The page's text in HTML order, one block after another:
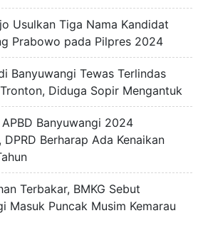
Usulkan Tiga Nama Kandidat
Prabowo pada Pilpres 2024
Banyuwangi Tewas Terlindas
Diduga Sopir Mengantuk
APBD Banyuwangi 2024
Berharap Ada Kenaikan
Terbakar, BMKG Sebut
Masuk Puncak Musim Kemarau